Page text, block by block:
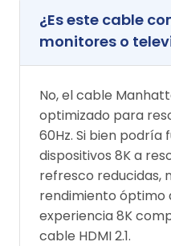
¿Es este cable
monitores o
No, el cable
optimizado para
60Hz. Si bien
dispositivos 8K a
refresco reducidas,
rendimiento óptimo
experiencia 8K
cable HDMI 2.1.